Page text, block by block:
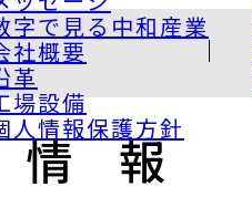
字で見る中和産業
社概要
革
場設備
人情報保護方針
報